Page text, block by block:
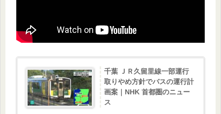
千葉 ＪＲ久留里線一部運行
取りやめ方針でバスの運行計
画案｜NHK 首都圏のニュー
ス